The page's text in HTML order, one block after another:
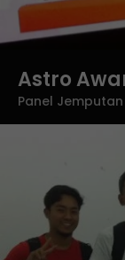
Astro
Panel Jemputan